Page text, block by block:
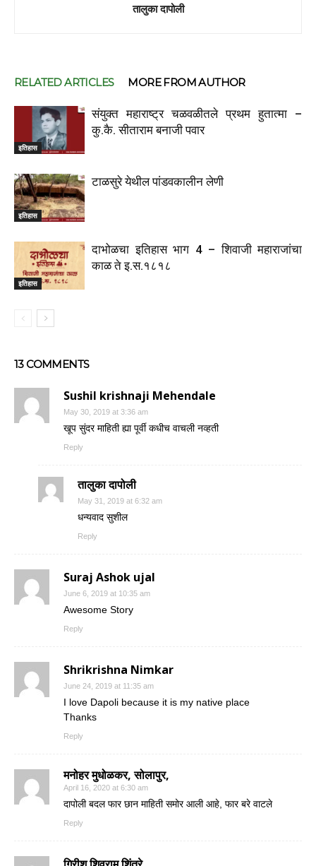
तालुका दापोली
RELATED ARTICLES MORE FROM AUTHOR
इतिहास
संयुक्त महाराष्ट्र चळवळीतले प्रथम हुतात्मा –
कु.कै. सीताराम बनाजी पवार
इतिहास
टाळसुरे येथील पांडवकालीन लेणी
इतिहास
दाभोळचा इतिहास भाग 4 – शिवाजी महाराजांचा
काळ ते इ.स.१८१८
13 COMMENTS
Sushil krishnaji Mehendale
May 30, 2019 at 3:36 am
खूप सुंदर माहिती ह्या पूर्वी कधीच वाचली नव्हती
Reply
तालुका दापोली
May 31, 2019 at 6:32 am
धन्यवाद सुशील
Reply
Suraj Ashok ujal
June 6, 2019 at 10:35 am
Awesome Story
Reply
Shrikrishna Nimkar
June 24, 2019 at 11:35 am
I love Dapoli because it is my native place
Thanks
Reply
मनोहर मुधोळकर, सोलापुर,
April 16, 2020 at 6:30 am
दापोली बदल फार छान माहिती समोर आली आहे, फार बरे वाटले
Reply